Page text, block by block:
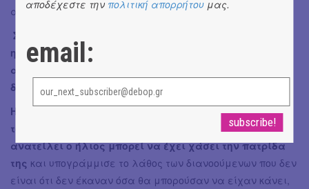
ανώτατου άρχοντα.
Σκοπός του βιβλίου δεν είναι να διηγηθεί πώς χάθηκε
η δημοκρατία στην Τουρκία, αλλά να αποτελέσει μια
απόπειρα να αντληθούν διδάγματα από την όλη
διαδικασία προς όφελος του υπόλοιπου κόσμου.
Η Ece Temelkuran έγραψε ένα βιβλίο για να εκφράσει
τον φόβο που νιώθει συνειδητοποιώντας ότι μέχρι να
ανατείλει ο ήλιος μπορεί να έχει χάσει την πατρίδα
της και υπογράμμισε το λάθος των διανοούμενων που δεν
είναι ότι δεν έκαναν όσα θα μπορούσαν να είχαν κάνει,
αποδέχεστε την πολιτική απορρήτου μας.
email: